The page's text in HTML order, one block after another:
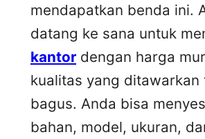
mendapatkan benda ini.
datang ke sana untuk
kantor dengan harga
kualitas yang ditawarkan
bagus. Anda bisa
bahan, model, ukuran,